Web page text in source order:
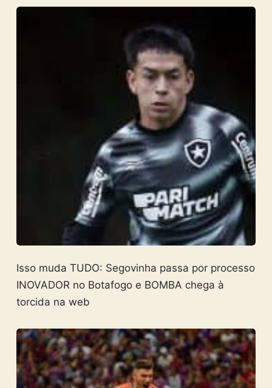
Isso muda TUDO: Segovinha passa por processo
INOVADOR no Botafogo e BOMBA chega à
torcida na web